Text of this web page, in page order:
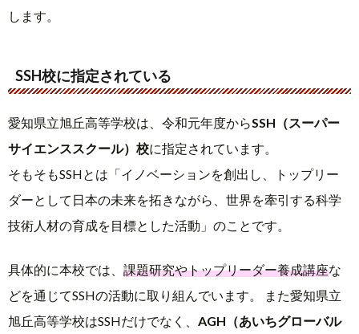
します。
SSH校に指定されている
愛知県立旭丘高等学校は、令和元年度からSSH（スーパー
サイエンススクール）校に指定されています。
そもそもSSHとは「イノベーションを創出し、トップリー
ダーとして日本の未来を拓きながら、世界を牽引する科学
技術人材の育成を目標とした活動」のことです。
具体的に本校では、 課題研究やトップリーダー養成講座な
どを通じてSSHの活動に取り組んでいます。 また愛知県立
旭丘高等学校はSSHだけでなく、 AGH（あいちグローバル